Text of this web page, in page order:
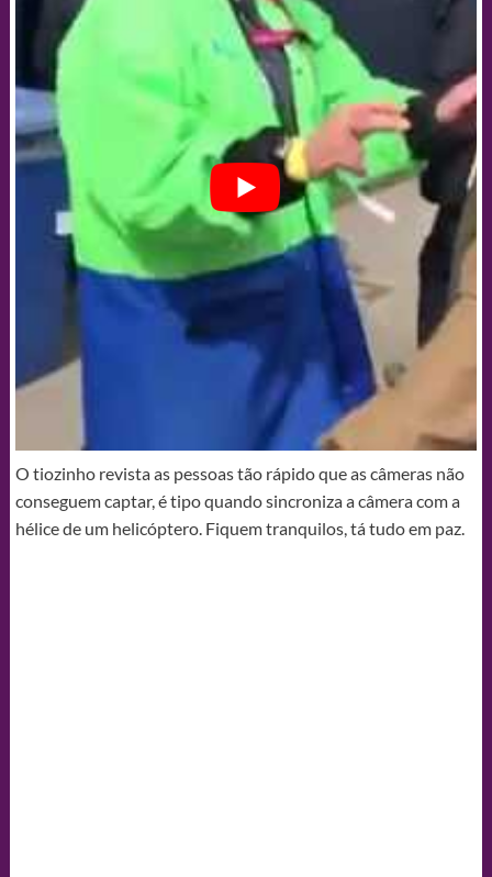
O tiozinho revista as pessoas tão rápido que as câmeras não
conseguem captar, é tipo quando sincroniza a câmera com a
hélice de um helicóptero. Fiquem tranquilos, tá tudo em paz.